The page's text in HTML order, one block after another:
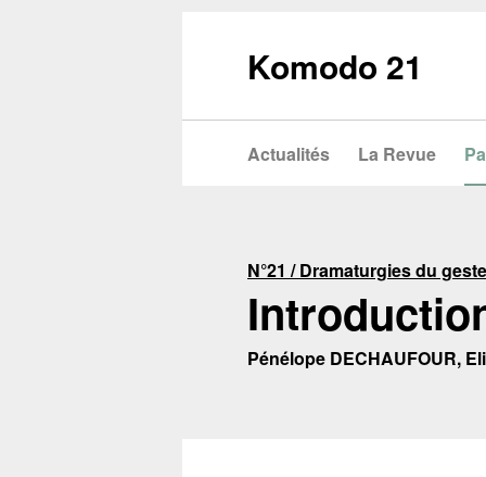
Komodo 21
Actualités La Revue
N°21 / Dramaturgies du
Pénélope DECHAUFOUR,